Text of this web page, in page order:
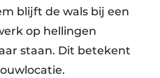
blijft de wals bij een
op hellingen
staan. Dit betekent